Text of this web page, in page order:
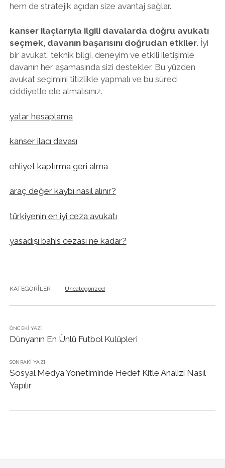
hem de stratejik açıdan size avantaj sağlar.
kanser ilaçlarıyla ilgili davalarda doğru avukatı
seçmek, davanın başarısını doğrudan etkiler. İyi
bir avukat, teknik bilgi, deneyim ve etkili iletişimle
davanın her aşamasında sizi destekler. Bu yüzden
avukat seçimini titizlikle yapmalı ve bu süreci
ciddiyetle ele almalısınız.
yatar hesaplama
kanser ilacı davası
ehliyet kaptırma geri alma
araç değer kaybı nasıl alınır?
türkiyenin en iyi ceza avukatı
yasadışı bahis cezası ne kadar?
KATEGORILER: Uncategorized
ÖNCEKI YAZI
Dünyanın En Ünlü Futbol Kulüpleri
SONRAKI YAZI
Sosyal Medya Yönetiminde Hedef Kitle Analizi Nasıl
Yapılır